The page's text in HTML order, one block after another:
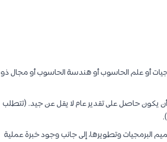
أو علم الحاسوب أو هندسة الحاسوب أو مجال ذو
يكون حاصل على تقدير عام لا يقل عن جيد. (تتطلب
وتطويرها، إلى جانب وجود خبرة عملية